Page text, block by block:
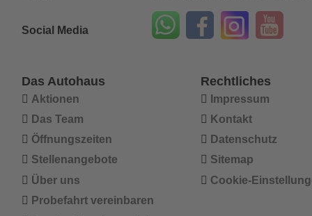
Social Media
Das Autohaus
 Aktionen
 Das Team
 Öffnungszeiten
 Stellenangebote
 Über uns
 Probefahrt vereinbaren
Rechtliches

Impressum
 Kontakt
 Datenschutz
 Sitemap
 Cookie-